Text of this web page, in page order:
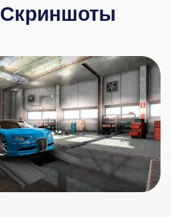
Скриншоты